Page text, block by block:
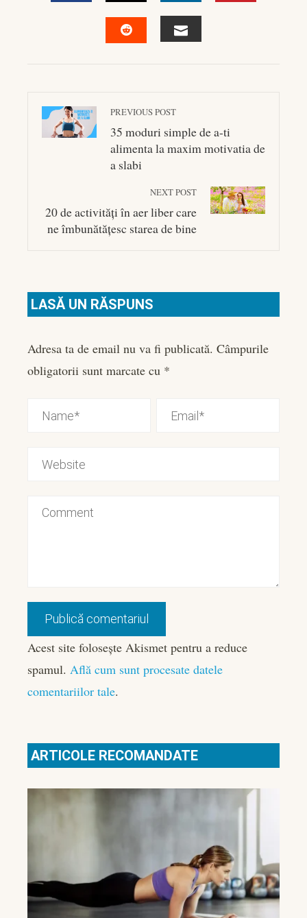
FACEBOOKTWITTERLINKEDIN
PREVIOUS POST
35 moduri simple de a-ti
alimenta la maxim motivatia de
a slabi
NEXT POST
20 de activități în aer liber care
ne îmbunătățesc starea de bine
LASĂ UN RĂSPUNS
Adresa ta de email nu va fi publicată. Câmpurile
obligatorii sunt marcate cu *
Acest site folosește Akismet pentru a reduce
spamul. Află cum sunt procesate datele
comentariilor tale.
ARTICOLE RECOMANDATE